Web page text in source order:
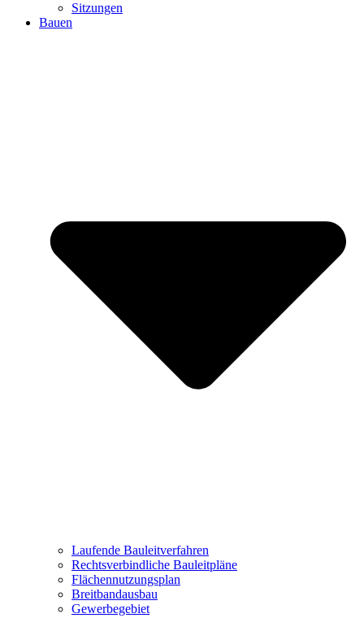
Sitzungen
Bauen
Laufende Bauleitverfahren
Rechtsverbindliche Bauleitpläne
Flächennutzungsplan
Breitbandausbau
Gewerbegebiet